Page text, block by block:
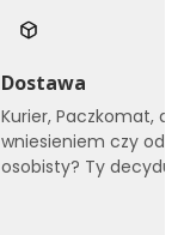
Dostawa
Kurier, Paczkomat,
wniesieniem czy
osobisty? Ty